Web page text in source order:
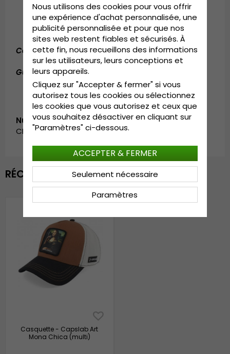
Taille unique
Réglable à l'arrière de la casquette
Composition:Coton / Polyester
Guide des tailles:Taille unique.
Numéro d’article:
CL/ART/1/PCT/MONA
RÉCEMMENT VU
Casquette - Capslab Art
Mona Chica (multi)
Nous utilisons des cookies pour vous offrir
une expérience d'achat personnalisée, une
publicité personnalisée et pour que nos
sites web restent fiables et sécurisés. À
cette fin, nous recueillons des informations
sur les utilisateurs, leurs conceptions et
leurs appareils.
Cliquez sur "Accepter & fermer" si vous
autorisez tous les cookies ou sélectionnez
les cookies que vous autorisez et ceux que
vous souhaitez désactiver en cliquant sur
"Paramètres" ci-dessous.
Paramètres
Seulement nécessaire
ACCEPTER & FERMER